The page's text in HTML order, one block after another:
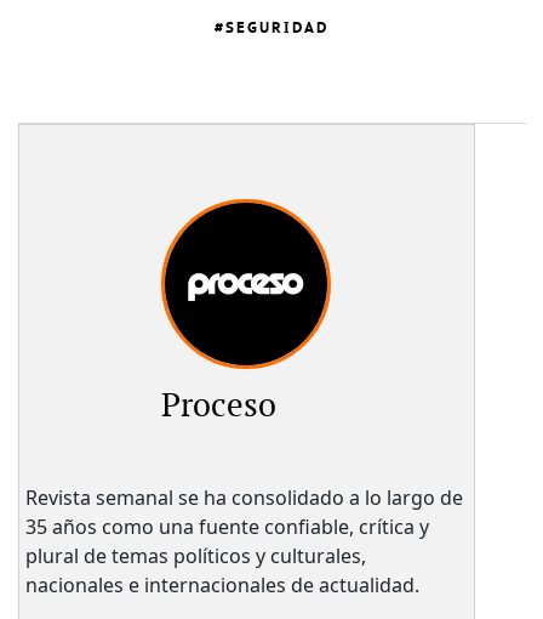
SEGURIDAD
Proceso
Revista semanal se ha consolidado a lo largo de
35 años como una fuente confiable, crítica y
plural de temas políticos y culturales,
nacionales e internacionales de actualidad.